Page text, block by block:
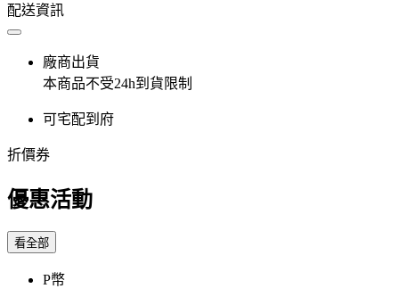
配送資訊
廠商出貨
本商品不受24h到貨限制
可宅配到府
折價券
優惠活動
看全部
P幣